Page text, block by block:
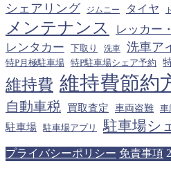
シェアリング ジムニー タイヤ
メンテナンス
レッカー
レンタカー
下取り 洗車 洗車ア
特P月極駐車場
特P駐車場シェア予約
維持費 維持費節約
自動車税 買取査定 車両盗難 車
駐車場 駐車場アプリ 駐車場シ
プライバシーポリシー 免責事項